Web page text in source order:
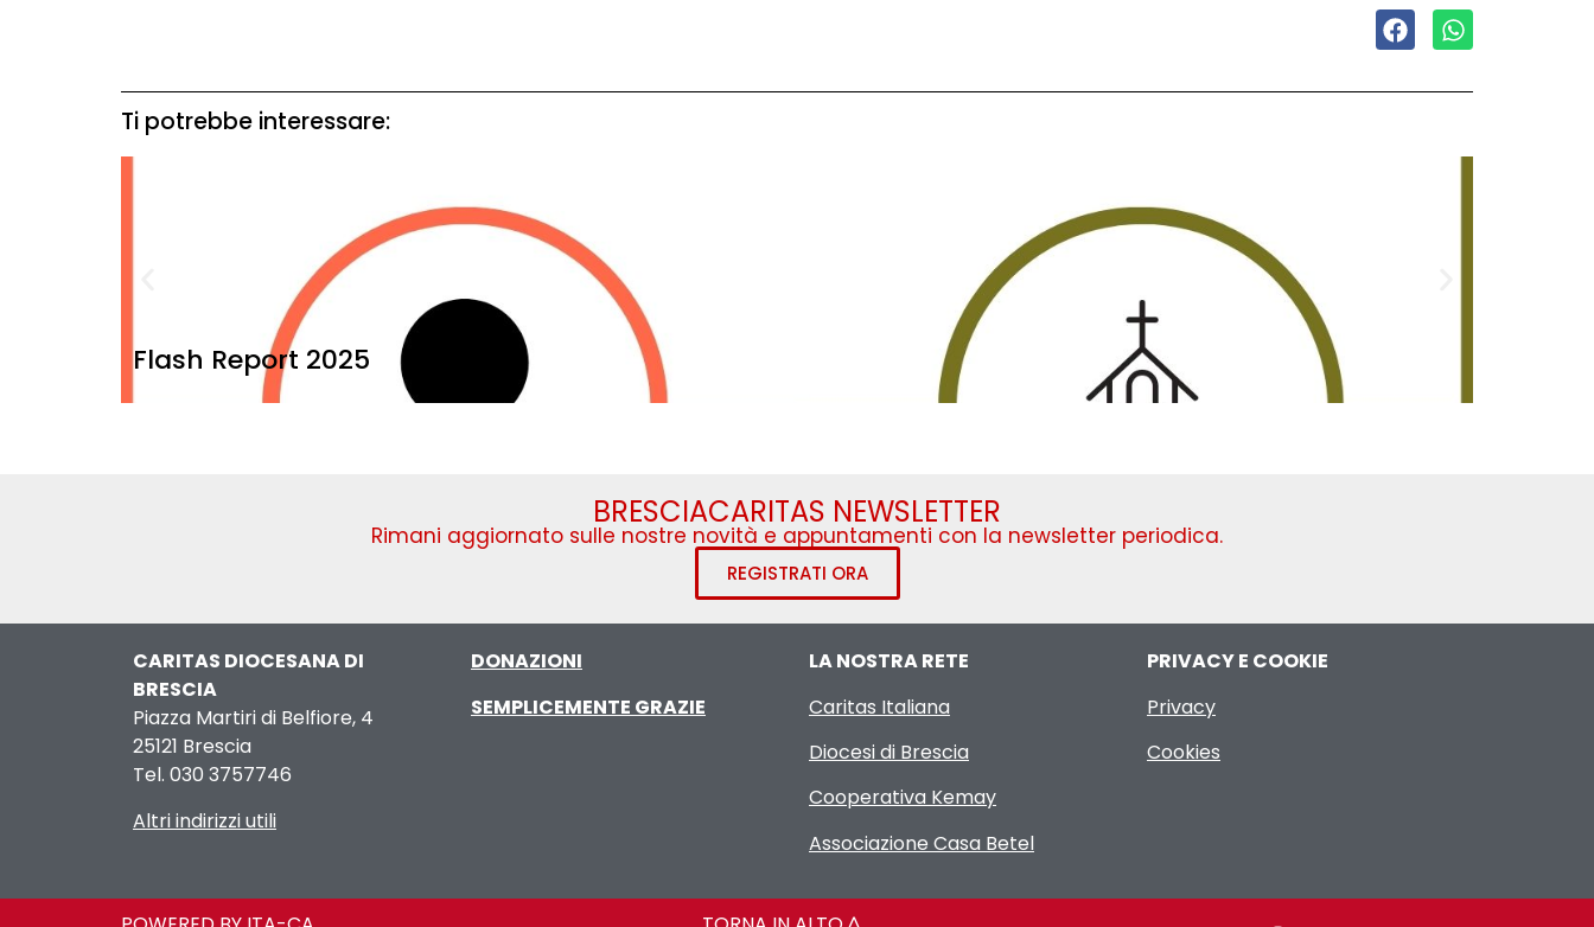
Ti potrebbe interessare:
Flash Report 2025
BRESCIACARITAS NEWSLETTER
Rimani aggiornato sulle nostre novità e appuntamenti con la newsletter periodica.
REGISTRATI ORA
CARITAS DIOCESANA DI
BRESCIA
Piazza Martiri di Belfiore, 4
25121 Brescia
Tel. 030 3757746
Altri indirizzi utili
DONAZIONI
SEMPLICEMENTE GRAZIE
LA NOSTRA RETE
Caritas Italiana
Diocesi di Brescia
Cooperativa Kemay
Associazione Casa Betel
PRIVACY E COOKIE
Privacy
Cookies